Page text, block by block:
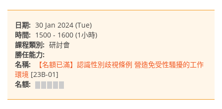
日期: 30 Jan 2024 (Tue)
時間: 1500 - 1600 (1小時)
課程類別: 研討會
勝任能力:
名稱:
【名額已滿】認識性別歧視條例 營造免受性騷擾的工作
環境 [23B-01]
名額: